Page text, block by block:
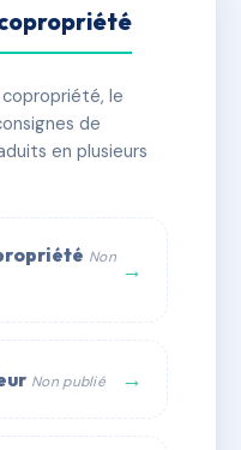
L'EPEE
🏗 1 bâtiment(s)
le
de
en plusieurs
Non →
Non publié →